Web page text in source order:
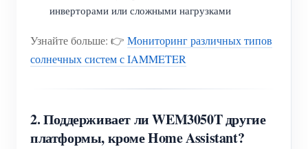
инверторами или сложными нагрузками
Узнайте больше: 👉 Мониторинг различных типов
солнечных систем с IAMMETER
2. Поддерживает ли WEM3050T другие
платформы, кроме Home Assistant?